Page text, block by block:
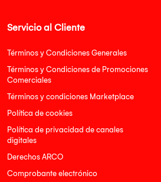
Servicio al Cliente
Términos y Condiciones Generales
Términos y Condiciones de Promociones
Comerciales
Términos y condiciones Marketplace
Política de cookies
Política de privacidad de canales
digitales
Derechos ARCO
Comprobante electrónico